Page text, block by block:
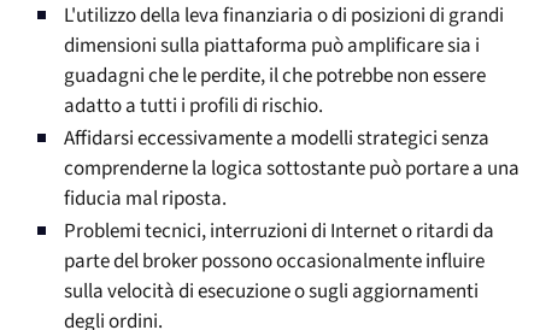
L'utilizzo della leva finanziaria o di posizioni di grandi
dimensioni sulla piattaforma può amplificare sia i
guadagni che le perdite, il che potrebbe non essere
adatto a tutti i profili di rischio.
Affidarsi eccessivamente a modelli strategici senza
comprenderne la logica sottostante può portare a una
fiducia mal riposta.
Problemi tecnici, interruzioni di Internet o ritardi da
parte del broker possono occasionalmente influire
sulla velocità di esecuzione o sugli aggiornamenti
degli ordini.